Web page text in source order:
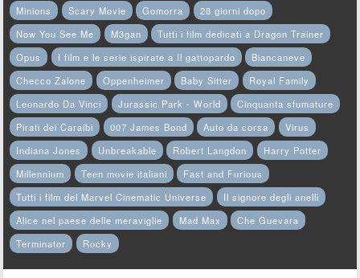
Minions Scary Movie Gomorra
28 giorni dopo
Now You See Me
M3gan
Tutti i film dedicati a Dragon Trainer
Opus
I film e le serie ispirate a Il gattopardo
Biancaneve
Checco Zalone
Oppenheimer Baby Sitter
Royal Family
Leonardo Da Vinci
Jurassic Park - World
Cinquanta sfumature
Pirati dei Caraibi
007 James Bond Auto da corsa
Virus
Indiana Jones
Unbreakable Robert Langdon
Harry Potter
Millennium
Teen movie italiani
Fast and Furious
Tutti i film del Marvel Cinematic Universe
Il signore degli anelli
Alice nel paese delle meraviglie
Mad Max
Che Guevara
Terminator
Rocky